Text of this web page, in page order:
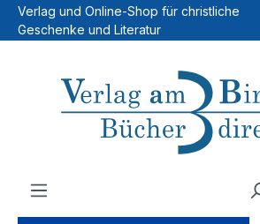
Zum Hauptinhalt springen
Verlag und Online-Shop für christliche
Geschenke und Literatur